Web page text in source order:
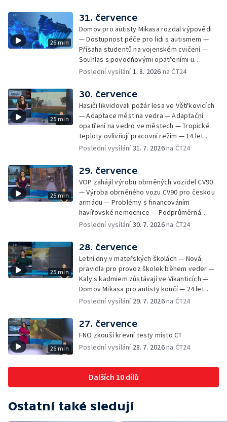
Protipovodňová opatření v Troubkách —
Zájem o bydlení na vysokoškolskýc kolejích
— Vrcholí sklizeň levandulí
26 min
31. července
Domov pro autisty Mikasa rozdal výpovědi
— Dostupnost péče pro lidi s autismem —
Přísaha studentů na vojenském cvičení —
Souhlas s povodňovými opatřeními u
Troubek — Opravy Rudné omezí dopravu —
počasí na následující dny — Vedra táhnou na
chladnější místa — Hasiči lokalizovali požár
lesa na Opavsku — Požáry zemědělské
techniky na Olomoucku — Dva roky od
požáru škol v Českém Těšíně — Výstava
Sladké vzpomínky Opavska
Poslední vysílání1. 8. 2026 na ČT24
25 min
30. července
Hasiči likvidovali požár lesa ve Větřkovicích
— Adaptace měst na vedra — Adaptační
opatření na vedro ve městech — Tropické
teploty ovlivňují pracovní režim — 14 let
vězení za vraždu ženy ve Staříči/ —
— Podvodník připravil 17 lidí o 4 miliony —
DPO pořídí 70 nových elektrobusů — V
Olomouci přibude 20 elektrobusů —
Mistryně světa Kneblová zpět v Olomouci —
Mobilní kurníky pomáhají s kvalitou půdy —
Výběr ze sociálních sítí ČT — Nové varhany v
Rudě u Rýmařova
Poslední vysílání31. 7. 2026na ČT24
25 min
29. července
VOP zahájil výrobu obrněných vozidel CV90
— Výroba obrněného vozu CV90 pro českou
armádu — Problémy s financováním
havířovské nemocnice — Podprůměrná
návštěvnost koupališť v červenci — Do
Nedostatek krve v transfuzních stanicích —
Spor kvůli novému chodníku na Keprník —
Olomoucké shakespearovské léto
Poslední vysílání30. 7. 2026na ČT24
25 min
28. července
Letní dny v mateřských školách — Nová
pravidla pro provoz školek během veder —
Kaly s kadmiem zůstávají ve Vikanticích —
Domov Mikasa pro autisty končí — 24 let
vězení za zapálení ženy — Kybernetický
Gorol se chystá na festival — Nová
cyklostezka až na Slovensko — AI pomáhá
při endoskopii — Výběr ze sociálních sítí ČT
— Zemřela baletka Vlasta Pavelcová —
Jičíně
Poslední vysílání 29. 7. 2026na ČT24
26 min
27. července
FNO zkouší krevní testy místo CT
Poslední vysílání 28. 7. 2026na ČT24
Dalších 10 dílů
Ostatní také sledují